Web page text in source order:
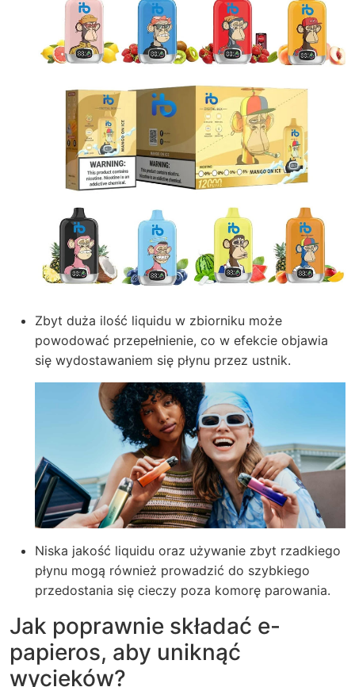
Zbyt duża ilość liquidu w zbiorniku może
powodować przepełnienie, co w efekcie objawia
się wydostawaniem się płynu przez ustnik.
Niska jakość liquidu oraz używanie zbyt rzadkiego
płynu mogą również prowadzić do szybkiego
przedostania się cieczy poza komorę parowania.
Jak poprawnie składać e-
papieros, aby uniknąć
wycieków?